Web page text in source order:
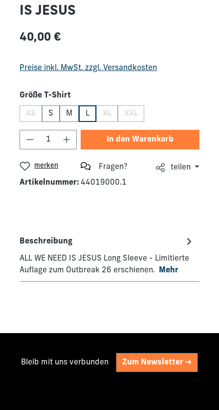
IS JESUS
Regulärer Preis:
40,00 €
Preise inkl. MwSt. zzgl. Versandkosten
Größe T-Shirt
XS S M L XL XXL
Produkt Anzahl: Gib den gewünschten
In den Warenkorb
merken Fragen?
teilen
Artikelnummer: 44019000.1
Beschreibung
ALL WE NEED IS JESUS Long Sleeve - Limitierte
Auflage zum Outbreak 26 erschienen. Mehr
Bleib mit uns verbunden Zum Newsletter ->